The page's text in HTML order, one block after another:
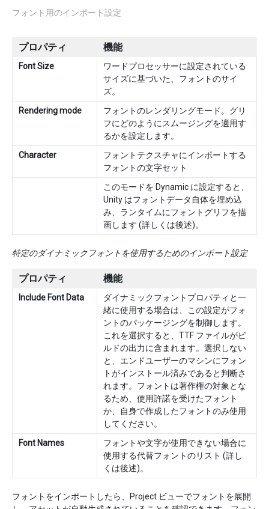
フォント用のインポート設定
プロパティ 機能
Font Size
ワードプロセッサーに設定されている
サイズに基づいた、フォントのサイ
ズ。
Rendering mode
フォントのレンダリングモード。グリ
フにどのようにスムージングを適用す
るかを設定します。
Character
フォントテクスチャにインポートする
フォントの文字セット
このモードを Dynamic に設定すると、
Unity はフォントデータ自体を埋め込
み、ランタイムにフォントグリフを描
画します (詳しくは後述)。
特定のダイナミックフォントを使用するためのインポート設定
プロパティ 機能
Include Font Data
ダイナミックフォントプロパティと一
緒に使用する場合は、この設定がフォ
ントのパッケージングを制御します。
これを選択すると、TTF ファイルがビ
ルドの出力に含まれます。選択しない
と、エンドユーザーのマシンにフォン
トがインストール済みであると判断さ
れます。フォントは著作権の対象とな
るため、使用許諾を受けたフォント
か、自身で作成したフォントのみ使用
してください。
Font Names
フォントや文字が使用できない場合に
使用する代替フォントのリスト (詳し
くは後述)。
フォントをインポートしたら、Project ビューでフォントを展開